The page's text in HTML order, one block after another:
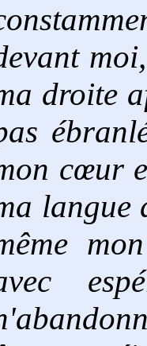
droite
cœur
langue